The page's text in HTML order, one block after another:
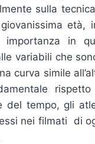
sulla
età,
importanza in
variabili che
curva simile
rispetto
del tempo, gli
nei filmati di